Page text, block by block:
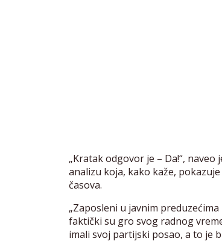
„Kratak odgovor je – Da!“,
analizu koja, kako kaže,
časova.
„Zaposleni u javnim
faktički su gro svog radnog
imali svoj partijski posao, a to je